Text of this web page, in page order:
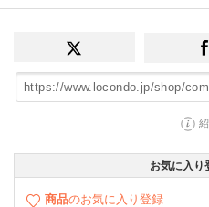
お気に入り
商品のお気に入り登録